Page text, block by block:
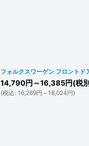
フォルクスワーゲン フロント
14,790円 ～16,385円(税
(税込 : 16,269円 ～18,024円)